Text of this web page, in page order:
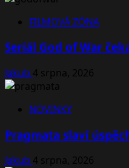
FILMOVÁ ZÓNA
Seriál God of War
Jakub 4 srpna, 2026
NOVINKY
Pragmata slaví
Jakub 4 srpna, 2026